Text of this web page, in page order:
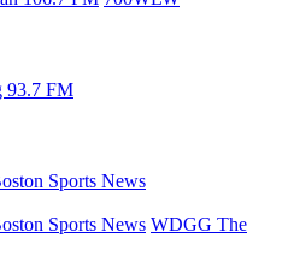
93.7 FM
Sports News
Sports News WDGG The